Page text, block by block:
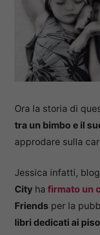
Ora la storia di
tra un bimbo e il
approdare sulla
Jessica infatti,
City ha firmato un
Friends per la
libri dedicati ai